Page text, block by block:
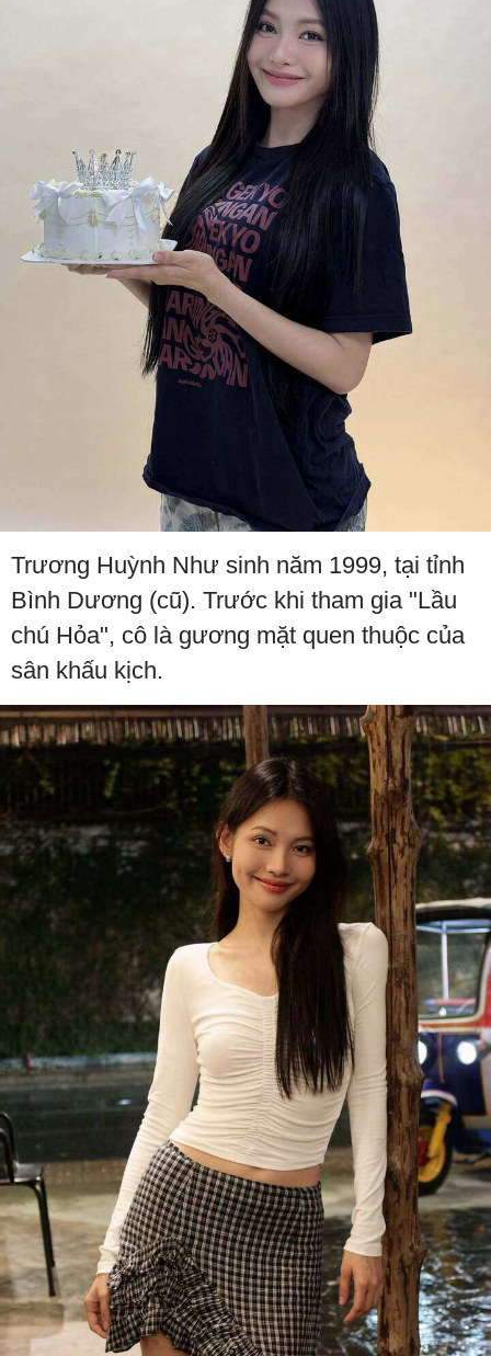
Trương Huỳnh Như sinh năm 1999, tại tỉnh
Bình Dương (cũ). Trước khi tham gia "Lầu
chú Hỏa", cô là gương mặt quen thuộc của
sân khấu kịch.